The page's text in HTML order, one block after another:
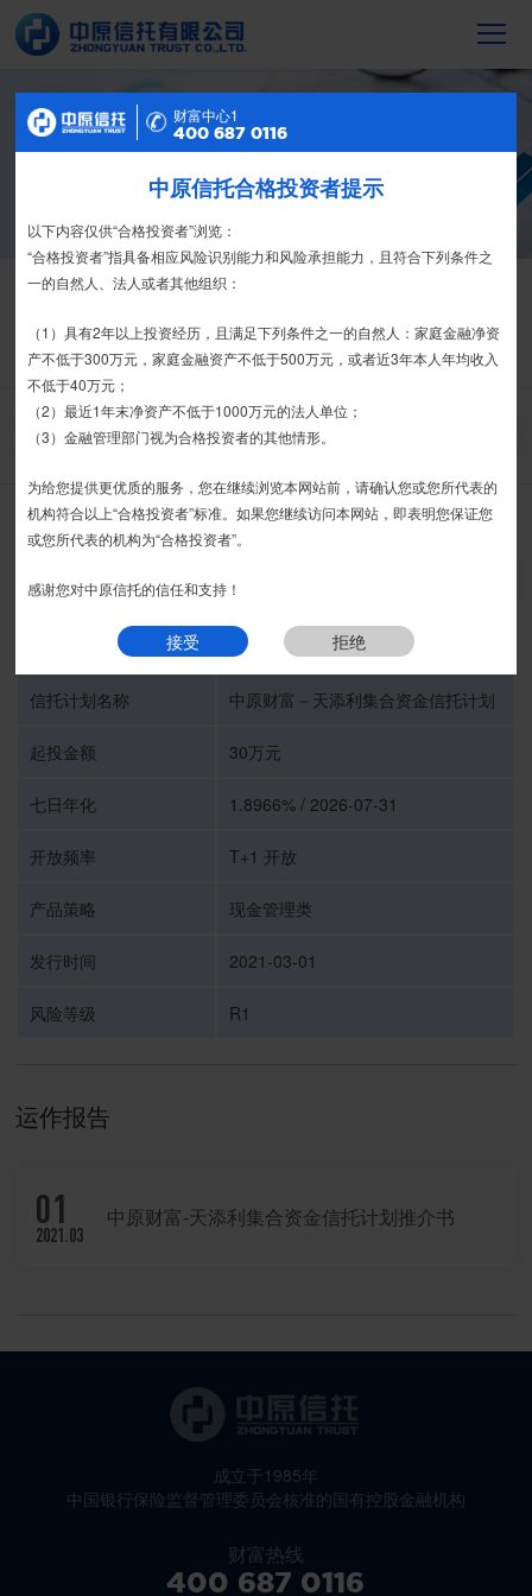
信托产品
产16088亿元，按时足额交付到期信托财
信托产品
热销产品
栏目首页 热销产品 运营产品 净值产品 信息披露
精英理财俱乐部
家族信托 财富网点 客户反馈 征信异议申请
中原财富－天添利集合资金信托计划
中原信托有限公司
信托计划名称 中原财富－天添利集合资金信托计划
起投金额 30万元
七日年化 1.8966% / 2026-07-31
开放频率 T+1 开放
产品策略 现金管理类
发行时间 2021-03-01
风险等级 R1
运作报告
01
2021.03
中原财富-天添利集合资金信托计划推介书
成立于1985年
中国银行保险监督管理委员会核准的国有控股金融机构
财富热线
400 687 0116
财富中心2
400 687 0116
特别提示
尊敬的投资者：
合格投资者认证、风险测评、录音录像及电子合同签署应由投资者本人
亲自操作完成，不得由他人代办。
我司信托产品账户均以我司名义开立，所有认购信托产品的资金应根据
信托合同约定转入我司信托产品的银行专用账户。投资者认购我司信托产品
时，请注意不要向任何非我司账户转账、支付现金。
如有疑问，请联系您的专属客户经理或咨询我司客服电话400-
接受 拒绝
财富中心1
400 687 0116
中原信托合格投资者提示
以下内容仅供“合格投资者”浏览：
“合格投资者”指具备相应风险识别能力和风险承担能力，且符合下列条件之
一的自然人、法人或者其他组织：
（1）具有2年以上投资经历，且满足下列条件之一的自然人：家庭金融净资
产不低于300万元，家庭金融资产不低于500万元，或者近3年本人年均收入
不低于40万元；
（2）最近1年末净资产不低于1000万元的法人单位；
（3）金融管理部门视为合格投资者的其他情形。
为给您提供更优质的服务，您在继续浏览本网站前，请确认您或您所代表的
机构符合以上“合格投资者”标准。如果您继续访问本网站，即表明您保证您
或您所代表的机构为“合格投资者”。
感谢您对中原信托的信任和支持！
接受 拒绝